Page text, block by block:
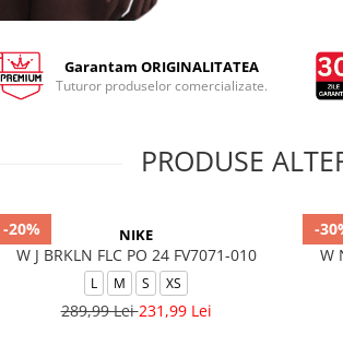
Garantam ORIGINALITATEA
Tuturor produselor comercializate.
PRODUSE
-20% NIKE
W J BRKLN FLC PO 24 FV7071-010
L M S XS
289,99 Lei231,99 Lei
-
W